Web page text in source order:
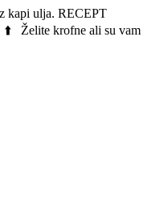
kapi ulja. RECEPT
Želite krofne ali su vam